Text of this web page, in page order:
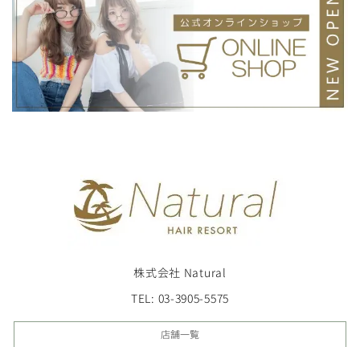
株式会社 Natural
TEL: 03-3905-5575
店舗一覧